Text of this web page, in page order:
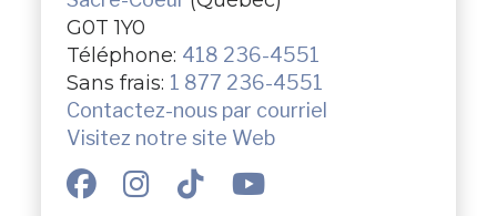
G0T 1Y0
Téléphone: 418 236-4551
Sans frais: 1 877 236-4551
Contactez-nous par courriel
Visitez notre site Web